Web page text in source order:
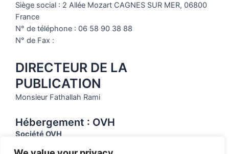
Siège social : 2 Allée Mozart CAGNES SUR MER, 06800
France
N° de téléphone : 06 58 90 38 88
N° de Fax :
DIRECTEUR DE LA
PUBLICATION
Monsieur Fathallah Rami
Hébergement : OVH
Société OVH